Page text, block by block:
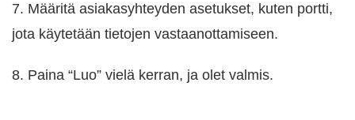
7. Määritä asiakasyhteyden asetukset, kuten portti,
jota käytetään tietojen vastaanottamiseen.
8. Paina “Luo” vielä kerran, ja olet valmis.